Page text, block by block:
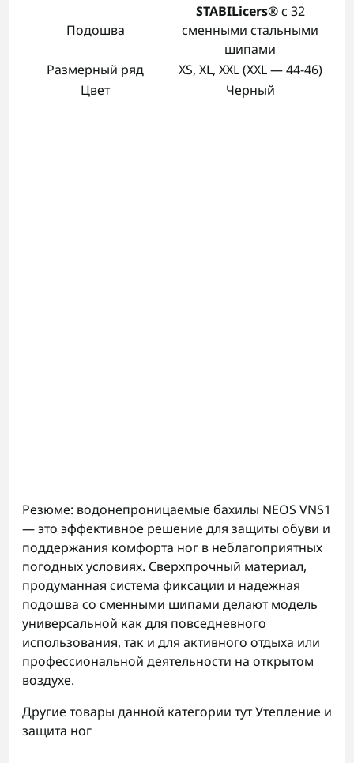
Подошва
STABILicers®с 32
сменными стальными
шипами
Размерный ряд
XS, XL, XXL (XXL — 44-46)
Цвет
Черный
Резюме: водонепроницаемые бахилы NEOS VNS1
— это эффективное решение для защиты обуви и
поддержания комфорта ног в неблагоприятных
погодных условиях. Сверхпрочный материал,
продуманная система фиксации и надежная
подошва со сменными шипами делают модель
универсальной как для повседневного
использования, так и для активного отдыха или
профессиональной деятельности на открытом
воздухе.
Другие товары данной категории тутУтепление и
защита ног